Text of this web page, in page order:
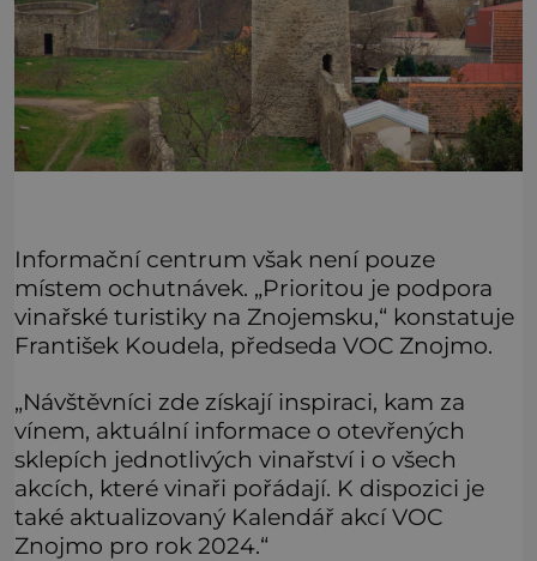
Informační centrum však není pouze
místem ochutnávek. „Prioritou je podpora
vinařské turistiky na Znojemsku,“ konstatuje
František Koudela, předseda VOC Znojmo.
„Návštěvníci zde získají inspiraci, kam za
vínem, aktuální informace o otevřených
sklepích jednotlivých vinařství i o všech
akcích, které vinaři pořádají. K dispozici je
také aktualizovaný Kalendář akcí VOC
Znojmo pro rok 2024.“